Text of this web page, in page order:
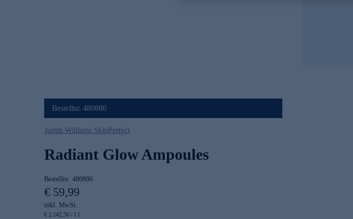
Bestellnr. 480886
Judith Williams SkinPerfect
Radiant Glow Ampoules
Bestellnr. 480886
€ 59,99
inkl. MwSt.
€ 2.142,50 / 1 l